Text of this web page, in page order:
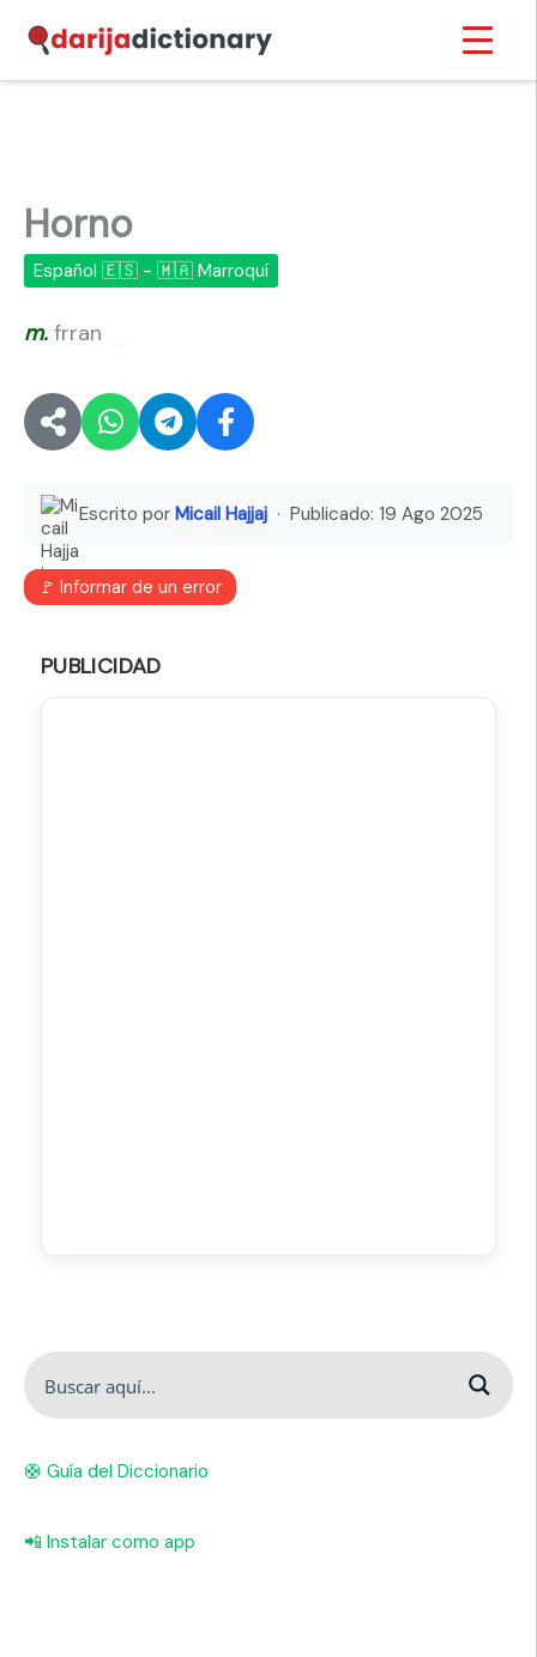
contenido
Horno
Español 🇪🇸 - 🇲🇦 Marroquí
m. frran
Escrito por Micail Hajjaj · Publicado: 19 Ago 2025
🚩 Informar de un error
PUBLICIDAD
🛟 Guía del Diccionario
📲 Instalar como app